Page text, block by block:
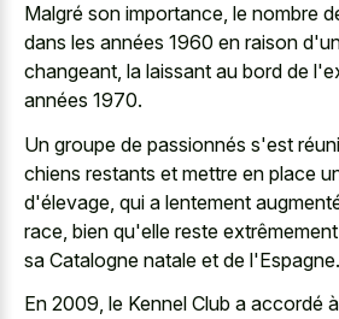
Malgré son importance, le nombre
dans les années 1960 en raison
changeant, la laissant au bord de
années 1970.
Un groupe de passionnés s'est
chiens restants et mettre en place
d'élevage, qui a lentement
race, bien qu'elle reste
sa Catalogne natale et de l'Espagne.
En 2009, le Kennel Club a accordé